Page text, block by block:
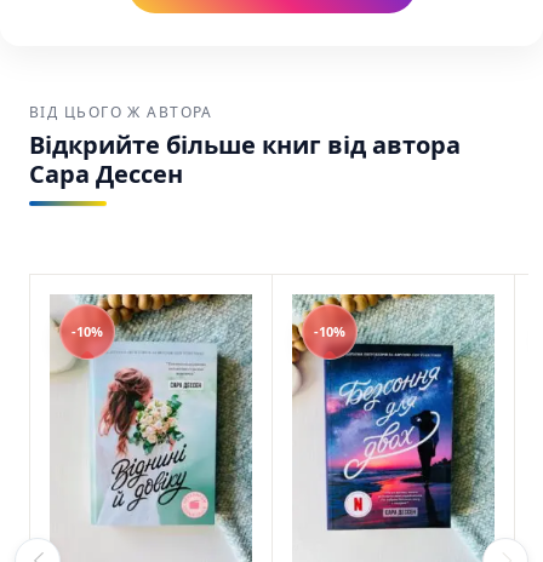
ВІД ЦЬОГО Ж АВТОРА
Відкрийте більше книг від автора
Сара Дессен
-10% -10%